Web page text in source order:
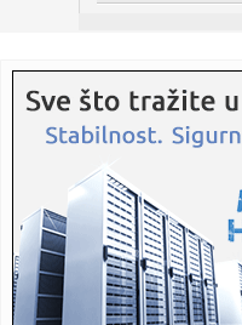
16:52: EVROLIGAŠKI
Evansa, milj...
16:52:
na ostav...
16:52:U Gradišci nema
potro...
16:52:Od brzine do
prekršaje u ...